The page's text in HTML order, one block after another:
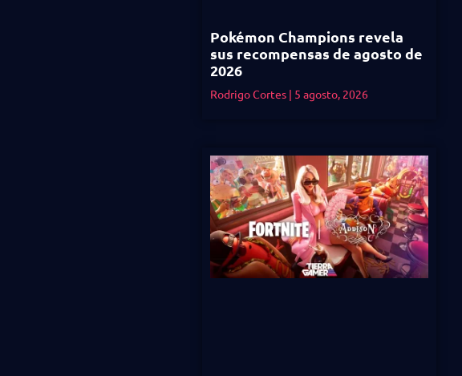
Pokémon Champions revela
sus recompensas de agosto de
2026
Rodrigo Cortes 5 agosto, 2026